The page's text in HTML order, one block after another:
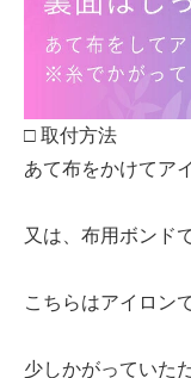
□ 取付方法
あて布をかけてア
又は、布用ボンド
こちらはアイロン
少しかがっていた